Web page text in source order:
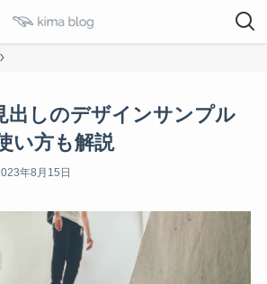
出しのデザインサンプル
い方も解説
年8月15日